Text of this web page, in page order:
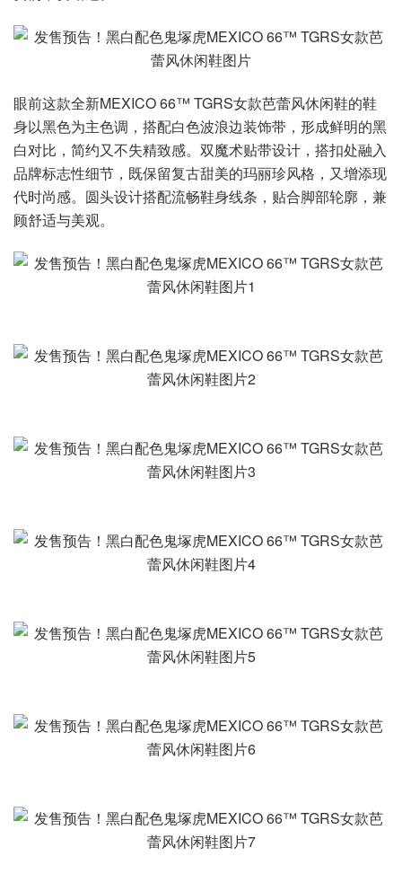
眼前这款全新MEXICO 66™ TGRS女款芭蕾风休闲鞋的鞋
身以黑色为主色调，搭配白色波浪边装饰带，形成鲜明的黑
白对比，简约又不失精致感。双魔术贴带设计，搭扣处融入
品牌标志性细节，既保留复古甜美的玛丽珍风格，又增添现
代时尚感。圆头设计搭配流畅鞋身线条，贴合脚部轮廓，兼
顾舒适与美观。